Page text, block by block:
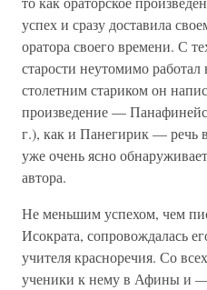
успех и сразу доставила
оратора своего времени. С
старости неутомимо
столетним стариком он
произведение —
г.), как и Панегирик — речь
уже очень ясно
автора.
Не меньшим успехом, чем
Исократа, сопровождалась
учи­теля красноречия. Со
ученики к нему в Афины и —